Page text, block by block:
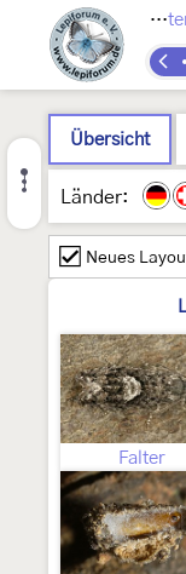
Übersicht
Länder:
Neues
Falter